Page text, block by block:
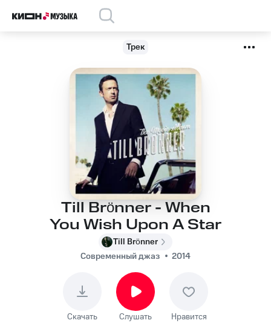
Трек
Till Brönner - When
You Wish Upon A Star
Till Brönner
Современный джаз
2014
Скачать Слушать Нравится